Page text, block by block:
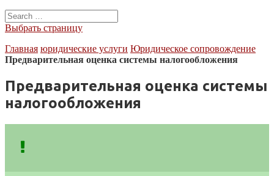
Выбрать страницу
Главная юридические услуги Юридическое сопровождение
Предварительная оценка системы налогообложения
Предварительная оценка системы
налогообложения